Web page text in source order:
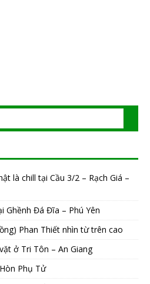
là chill tại Cầu 3/2 – Rạch Giá –
Ghềnh Đá Đĩa – Phú Yên
Phan Thiết nhìn từ trên cao
ở Tri Tôn – An Giang
Phụ Tử